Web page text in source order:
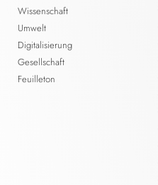
Wissenschaft
Umwelt
Digitalisierung
Gesellschaft
Feuilleton